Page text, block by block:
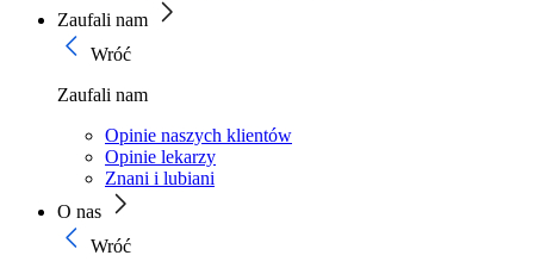
Zaufali nam
Wróć
Zaufali nam
Opinie naszych klientów
Opinie lekarzy
Znani i lubiani
O nas
Wróć